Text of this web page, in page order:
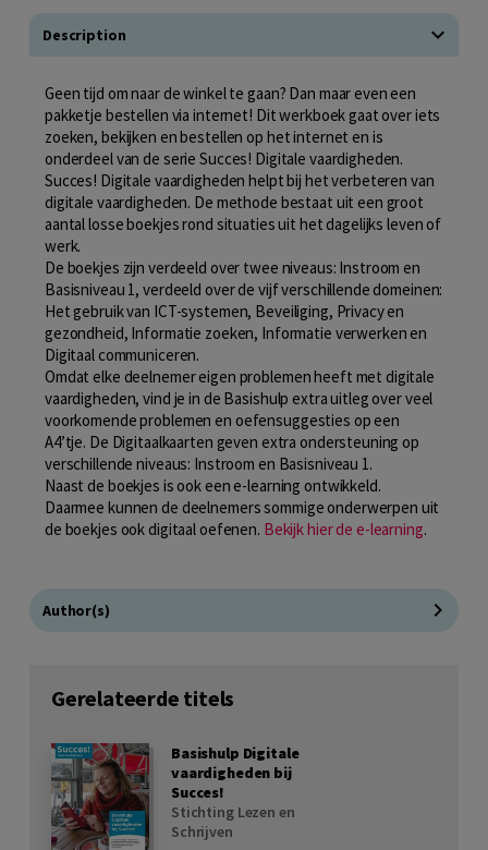
Description
Geen tijd om naar de winkel te gaan? Dan maar even een
pakketje bestellen via internet! Dit werkboek gaat over iets
zoeken, bekijken en bestellen op het internet en is
onderdeel van de serie Succes! Digitale vaardigheden.
Succes! Digitale vaardigheden helpt bij het verbeteren van
digitale vaardigheden. De methode bestaat uit een groot
aantal losse boekjes rond situaties uit het dagelijks leven of
werk.
De boekjes zijn verdeeld over twee niveaus: Instroom en
Basisniveau 1, verdeeld over de vijf verschillende domeinen:
Het gebruik van ICT-systemen, Beveiliging, Privacy en
gezondheid, Informatie zoeken, Informatie verwerken en
Digitaal communiceren.
Omdat elke deelnemer eigen problemen heeft met digitale
vaardigheden, vind je in de Basishulp extra uitleg over veel
voorkomende problemen en oefensuggesties op een
A4’tje. De Digitaalkaarten geven extra ondersteuning op
verschillende niveaus: Instroom en Basisniveau 1.
Naast de boekjes is ook een e-learning ontwikkeld.
Daarmee kunnen de deelnemers sommige onderwerpen uit
de boekjes ook digitaal oefenen. Bekijk hier de e-learning.
Author(s)
Gerelateerde titels
Basishulp Digitale
vaardigheden bij
Succes!
Stichting Lezen en
Schrijven